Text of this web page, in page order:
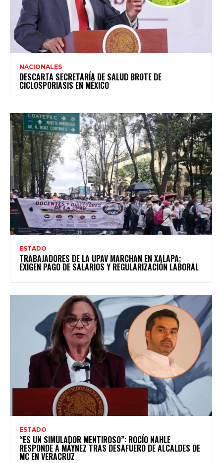
NACIONALES
DESCARTA SECRETARÍA DE SALUD BROTE DE
CICLOSPORIASIS EN MÉXICO
ESTADO
TRABAJADORES DE LA UPAV MARCHAN EN XALAPA;
EXIGEN PAGO DE SALARIOS Y REGULARIZACIÓN LABORAL
ESTADO
“ES UN SIMULADOR MENTIROSO”: ROCÍO NAHLE
RESPONDE A MÁYNEZ TRAS DESAFUERO DE ALCALDES DE
MC EN VERACRUZ